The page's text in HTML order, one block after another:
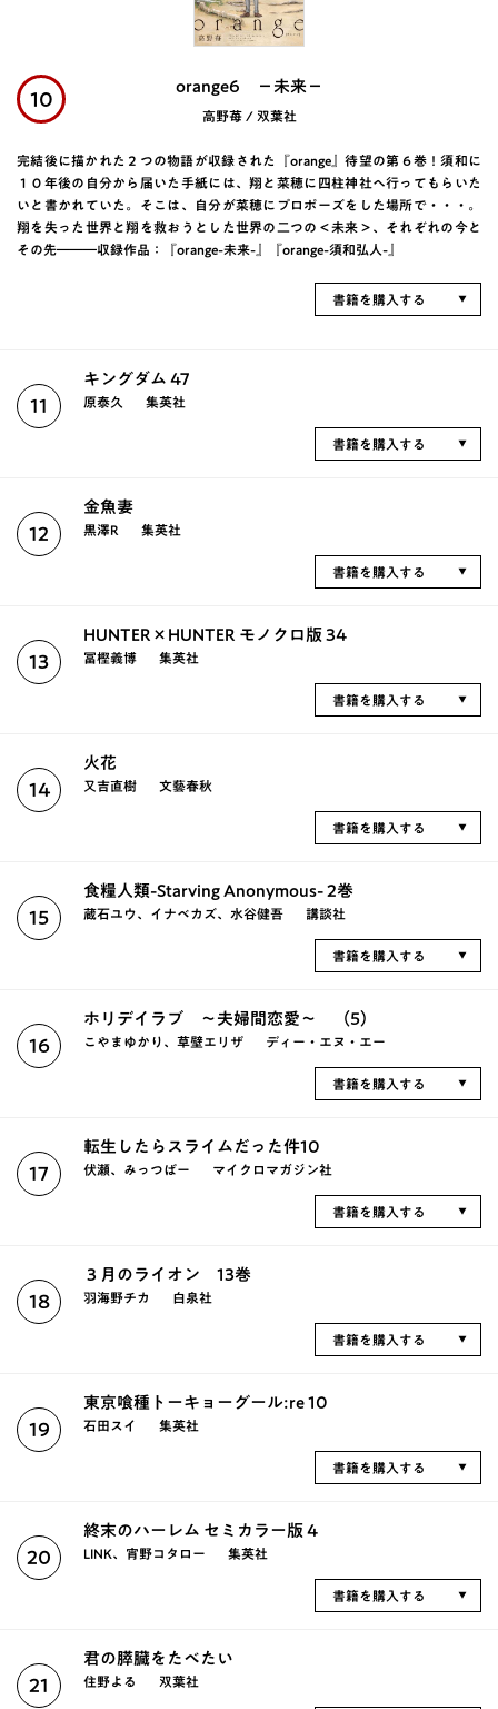
10
orange6 －未来－
高野苺 / 双葉社
完結後に描かれた２つの物語が収録された『orange』待望の第６巻！須和に
１０年後の自分から届いた手紙には、翔と菜穂に四柱神社へ行ってもらいた
いと書かれていた。そこは、自分が菜穂にプロポーズをした場所で・・・。
翔を失った世界と翔を救おうとした世界の二つの＜未来＞、それぞれの今と
その先―――収録作品：『orange-未来-』『orange-須和弘人-』
書籍を購入する
11
キングダム 47
原泰久 集英社
書籍を購入する
12
金魚妻
黒澤R 集英社
書籍を購入する
13
HUNTER×HUNTER モノクロ版 34
冨樫義博 集英社
書籍を購入する
14
火花
又吉直樹 文藝春秋
書籍を購入する
15
食糧人類-Starving Anonymous- 2巻
蔵石ユウ、イナベカズ、水谷健吾 講談社
書籍を購入する
16
ホリデイラブ ～夫婦間恋愛～ （5）
こやまゆかり、草壁エリザ ディー・エヌ・エー
書籍を購入する
17
転生したらスライムだった件10
伏瀬、みっつばー マイクロマガジン社
書籍を購入する
18
３月のライオン 13巻
羽海野チカ 白泉社
書籍を購入する
19
東京喰種トーキョーグール:re 10
石田スイ 集英社
書籍を購入する
20
終末のハーレム セミカラー版 4
LINK、宵野コタロー 集英社
書籍を購入する
21
君の膵臓をたべたい
住野よる 双葉社